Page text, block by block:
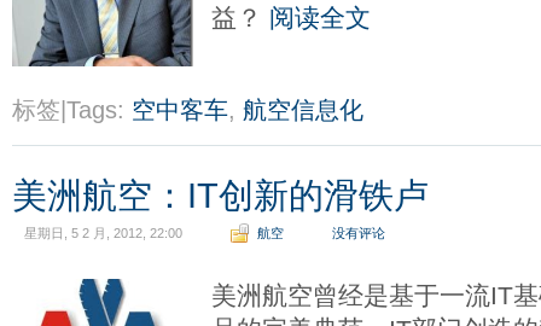
益？ 阅读全文
标签|Tags: 空中客车, 航空信息化
美洲航空：IT创新的滑铁卢
星期日, 5 2 月, 2012, 22:00 航空 没有评论
美洲航空曾经是基于一流IT